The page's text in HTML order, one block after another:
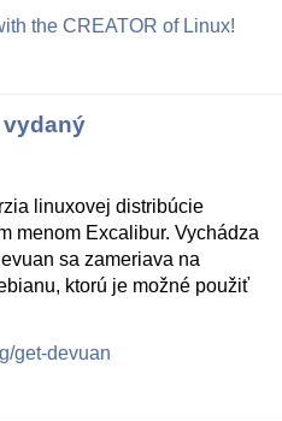
the CREATOR of Linux!
vydaný
linuxovej distribúcie
menom Excalibur. Vychádza
sa zameriava na
ktorú je možné použiť
get-devuan